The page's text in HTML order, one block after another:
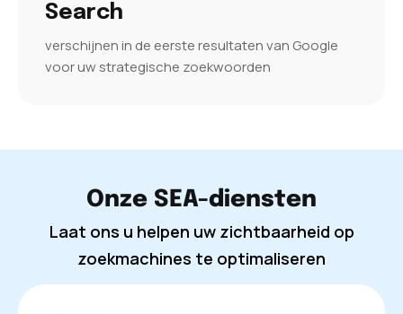
Search
verschijnen in de eerste resultaten van Google
voor uw strategische zoekwoorden
Onze SEA-diensten
Laat ons u helpen uw zichtbaarheid op
zoekmachines te optimaliseren